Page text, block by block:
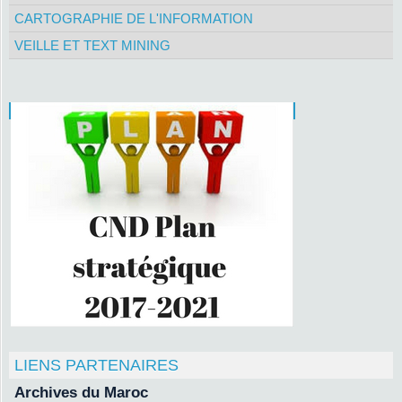
CARTOGRAPHIE DE L'INFORMATION
VEILLE ET TEXT MINING
LIENS PARTENAIRES
Archives du Maroc